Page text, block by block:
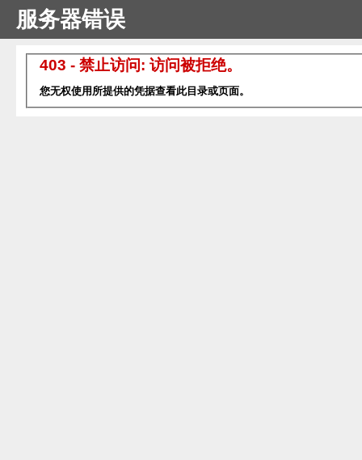
服务器错误
403 - 禁止访问: 访问被拒绝。
您无权使用所提供的凭据查看此目录或页面。